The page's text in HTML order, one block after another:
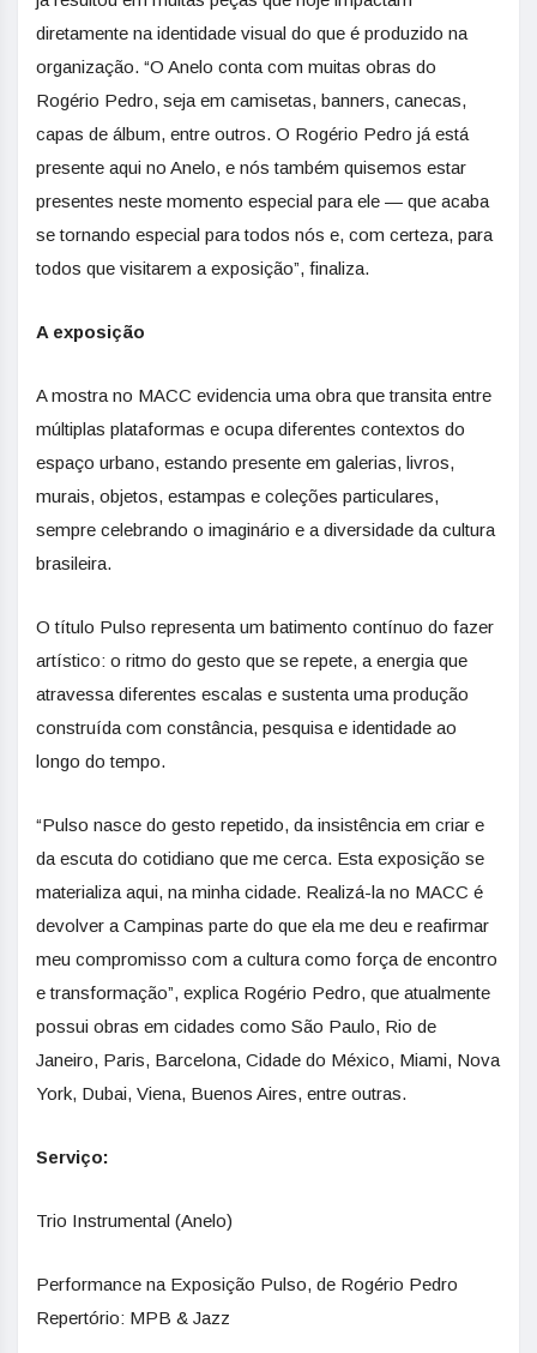
diretamente na identidade visual do que é produzido na
organização. “O Anelo conta com muitas obras do
Rogério Pedro, seja em camisetas, banners, canecas,
capas de álbum, entre outros. O Rogério Pedro já está
presente aqui no Anelo, e nós também quisemos estar
presentes neste momento especial para ele — que acaba
se tornando especial para todos nós e, com certeza, para
todos que visitarem a exposição”, finaliza.
A exposição
A mostra no MACC evidencia uma obra que transita entre
múltiplas plataformas e ocupa diferentes contextos do
espaço urbano, estando presente em galerias, livros,
murais, objetos, estampas e coleções particulares,
sempre celebrando o imaginário e a diversidade da cultura
brasileira.
O título Pulso representa um batimento contínuo do fazer
artístico: o ritmo do gesto que se repete, a energia que
atravessa diferentes escalas e sustenta uma produção
construída com constância, pesquisa e identidade ao
longo do tempo.
“Pulso nasce do gesto repetido, da insistência em criar e
da escuta do cotidiano que me cerca. Esta exposição se
materializa aqui, na minha cidade. Realizá-la no MACC é
devolver a Campinas parte do que ela me deu e reafirmar
meu compromisso com a cultura como força de encontro
e transformação”, explica Rogério Pedro, que atualmente
possui obras em cidades como São Paulo, Rio de
Janeiro, Paris, Barcelona, Cidade do México, Miami, Nova
York, Dubai, Viena, Buenos Aires, entre outras.
Serviço:
Trio Instrumental (Anelo)
Performance na Exposição Pulso, de Rogério Pedro
Repertório: MPB & Jazz